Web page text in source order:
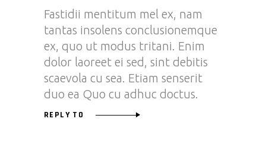
Fastidii mentitum mel ex, nam
tantas insolens conclusionemque
ex, quo ut modus tritani. Enim
dolor laoreet ei sed, sint debitis
scaevola cu sea. Etiam senserit
duo ea Quo cu adhuc doctus.
REPLY TO